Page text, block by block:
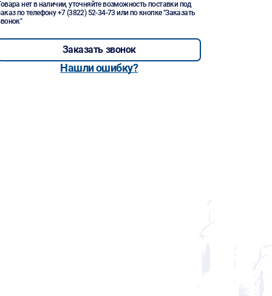
нет в наличии, уточняйте возможность поставки под
по телефону+7 (3822) 52-34-73 или по кнопке "Заказать
Заказать звонок
Нашли ошибку?